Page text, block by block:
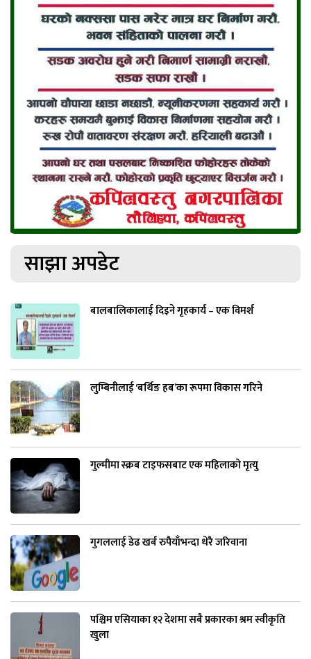
साझा अपडेट
बालबालिकालाई दिइने गृहकार्य – एक विमर्श
लुम्बिनीलाई ‘बर्थिङ हब’का रूपमा विकास गरिने
गुल्मीमा स्क्रब टाइफसबाट एक महिलाको मृत्यु
गुगललाई डेढ खर्ब रुपैयाँभन्दा धेरै जरिवाना
पश्चिम एसियाका १२ देशमा सबै प्रकारका श्रम स्वीकृति
खुला